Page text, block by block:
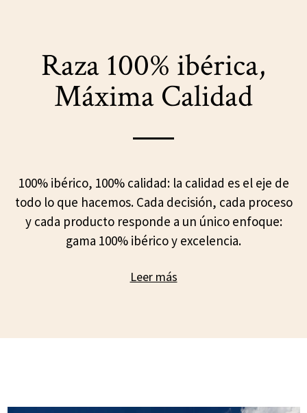
Raza 100% ibérica,
Máxima Calidad
100% ibérico, 100% calidad: la calidad es el eje de
todo lo que hacemos. Cada decisión, cada proceso
y cada producto responde a un único enfoque:
gama 100% ibérico y excelencia.
Leer más